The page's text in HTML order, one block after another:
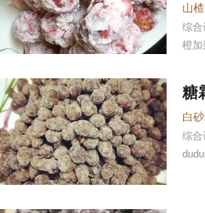
山楂
综合
橙加
糖
白
综合